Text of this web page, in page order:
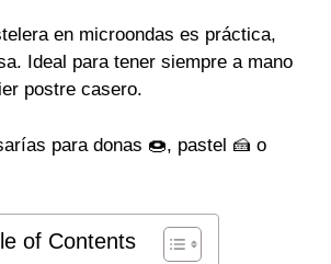
en microondas es práctica,
Ideal para tener siempre a mano
postre casero.
para donas 🍩, pastel 🍰 o
of Contents